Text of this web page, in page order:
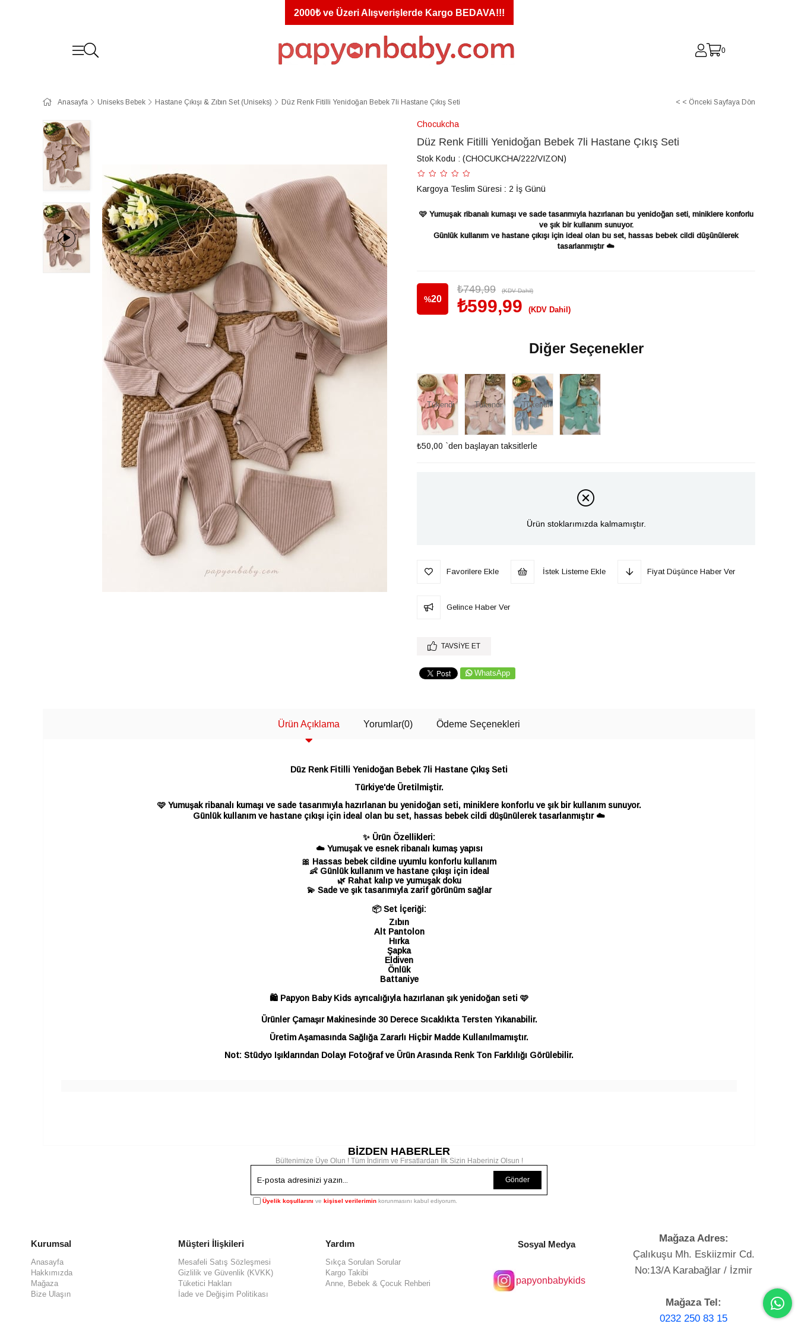
2000₺ ve Üzeri Alışverişlerde Kargo BEDAVA!!!
0
Anasayfa Uniseks Bebek Hastane Çıkışı & Zıbın Set (Uniseks) Düz Renk Fitilli Yenidoğan Bebek 7li Hastane Çıkış Seti < < Önceki Sayfaya Dön
Chocukcha
Düz Renk Fitilli Yenidoğan Bebek 7li Hastane Çıkış Seti
Stok Kodu (CHOCUKCHA/222/VIZON)
Kargoya Teslim Süresi : 2 İş Günü
🩷 Yumuşak ribanalı kumaşı ve sade tasarımıyla hazırlanan bu yenidoğan seti, miniklere konforlu
ve şık bir kullanım sunuyor.
Günlük kullanım ve hastane çıkışı için ideal olan bu set, hassas bebek cildi düşünülerek
tasarlanmıştır ☁️
%20
₺749,99 (KDV Dahil)
₺599,99 (KDV Dahil)
Diğer Seçenekler
Tükendi Tükendi Tükendi
₺50,00 `den başlayan taksitlerle
Ürün stoklarımızda kalmamıştır.
Favorilere Ekle İstek Listeme Ekle Fiyat Düşünce Haber Ver
Gelince Haber Ver
TAVSIYE ET
WhatsApp
Ürün Açıklama Yorumlar(0) Ödeme Seçenekleri
Düz Renk Fitilli Yenidoğan Bebek 7li Hastane Çıkış Seti
Türkiye'de Üretilmiştir.
🩷 Yumuşak ribanalı kumaşı ve sade tasarımıyla hazırlanan bu yenidoğan seti, miniklere konforlu ve şık bir kullanım sunuyor.
Günlük kullanım ve hastane çıkışı için ideal olan bu set, hassas bebek cildi düşünülerek tasarlanmıştır ☁️
✨ Ürün Özellikleri:
☁️ Yumuşak ve esnek ribanalı kumaş yapısı
🎀 Hassas bebek cildine uyumlu konforlu kullanım
👶 Günlük kullanım ve hastane çıkışı için ideal
🌿 Rahat kalıp ve yumuşak doku
💫 Sade ve şık tasarımıyla zarif görünüm sağlar
📦 Set İçeriği:
Zıbın
Alt Pantolon
Hırka
Şapka
Eldiven
Önlük
Battaniye
🛍️ Papyon Baby Kids ayrıcalığıyla hazırlanan şık yenidoğan seti 🩷
Ürünler Çamaşır Makinesinde 30 Derece Sıcaklıkta Tersten Yıkanabilir.
Üretim Aşamasında Sağlığa Zararlı Hiçbir Madde Kullanılmamıştır.
Not: Stüdyo Işıklarından Dolayı Fotoğraf ve Ürün Arasında Renk Ton Farklılığı Görülebilir.
BİZDEN HABERLER
Bültenimize Üye Olun ! Tüm İndirim ve Fırsatlardan İlk Sizin Haberiniz Olsun !
Gönder
Üyelik koşullarını ve kişisel verilerimin korunmasını kabul ediyorum.
Kurumsal
Anasayfa
Hakkımızda
Mağaza
Bize Ulaşın
Müşteri İlişkileri
Mesafeli Satış Sözleşmesi
Gizlilik ve Güvenlik (KVKK)
Tüketici Hakları
İade ve Değişim Politikası
Yardım
Sıkça Sorulan Sorular
Kargo Takibi
Anne, Bebek & Çocuk Rehberi
Sosyal Medya
papyonbabykids
Mağaza Adres:
Çalıkuşu Mh. Eskiizmir Cd.
No:13/A Karabağlar / İzmir
Mağaza Tel:
0232 250 83 15